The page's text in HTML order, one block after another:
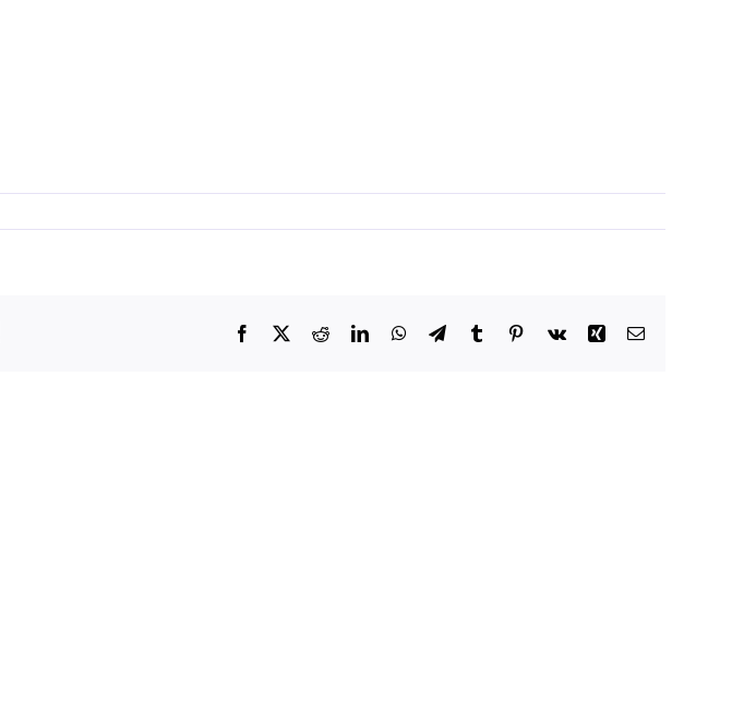
Facebook RedditLinkedInWhatsApp
TelegramTumblr Pinterest
Vk Xing Email